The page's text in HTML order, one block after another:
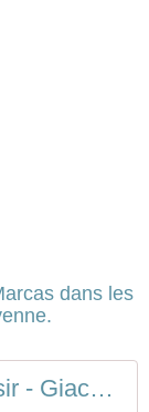
La critique qui ne fait pas plaisir - Giacometti & Ravenne